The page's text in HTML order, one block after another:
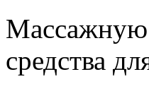
Массажную
средства